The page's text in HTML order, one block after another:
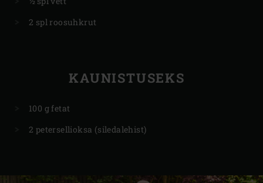
2 spl roosuhkrut
KAUNISTUSEKS
100 g fetat
2 petersellioksa (siledalehist)